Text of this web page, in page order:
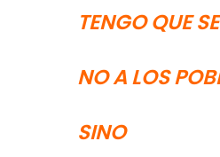
TENGO QUE
NO A LOS
SINO